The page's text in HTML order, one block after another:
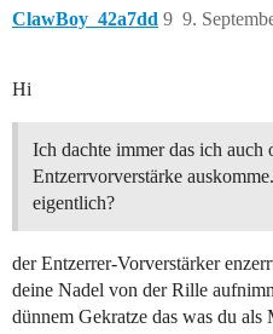
ClawBoy_42a7dd 9.
9
Hi
Ich dachte immer das ich auch
Entzerrvorverstärke
eigentlich?
der Entzerrer-Vorverstärker
deine Nadel von der Rille
dünnem Gekratze das was du als